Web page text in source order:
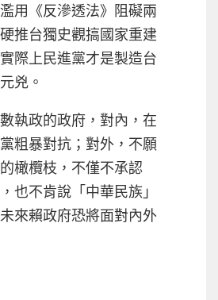
用《反滲透法》阻礙兩
推台獨史觀搞國家重建
際上民進黨才是製造台
兇。
執政的政府，對內，在
粗暴對抗；對外，不願
橄欖枝，不僅不承認
也不肯說「中華民族」
來賴政府恐將面對內外